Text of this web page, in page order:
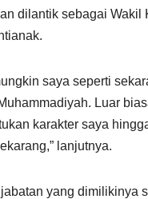
dilantik sebagai Wakil
saya seperti
Luar
karakter saya
lanjutnya.
yang dimilikinya